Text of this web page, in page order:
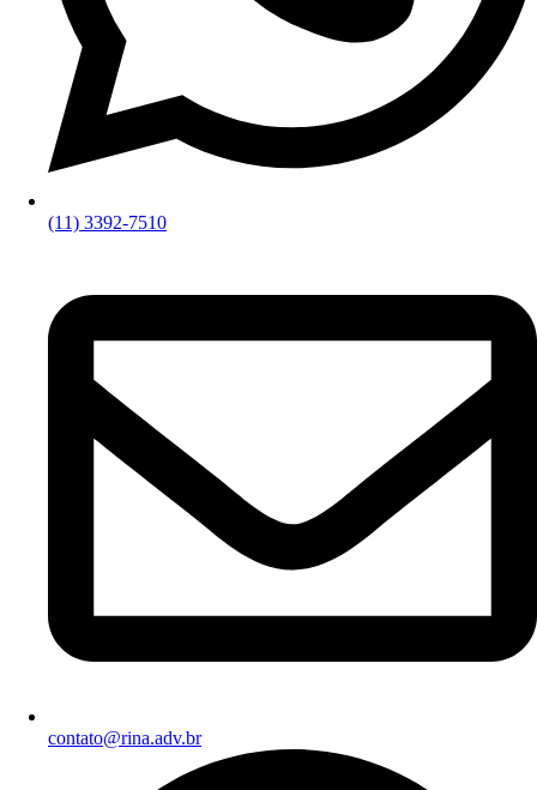
(11) 3392-7510
contato@rina.adv.br